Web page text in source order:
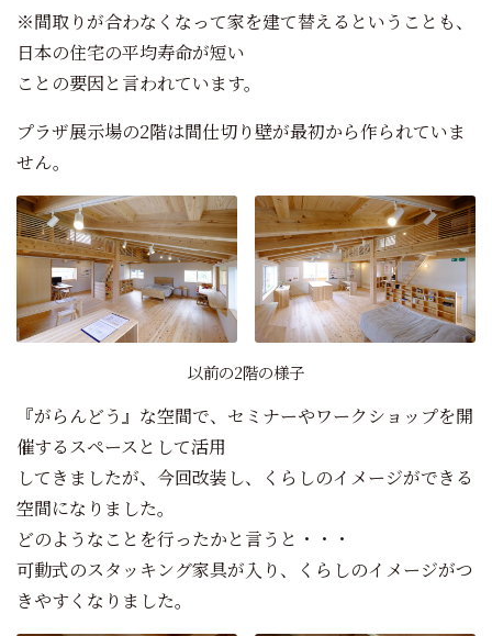
※間取りが合わなくなって家を建て替えるということも、
日本の住宅の平均寿命が短い
ことの要因と言われています。
プラザ展示場の2階は間仕切り壁が最初から作られていま
せん。
以前の2階の様子
『がらんどう』な空間で、セミナーやワークショップを開
催するスペースとして活用
してきましたが、今回改装し、くらしのイメージができる
空間になりました。
どのようなことを行ったかと言うと・・・
可動式のスタッキング家具が入り、くらしのイメージがつ
きやすくなりました。